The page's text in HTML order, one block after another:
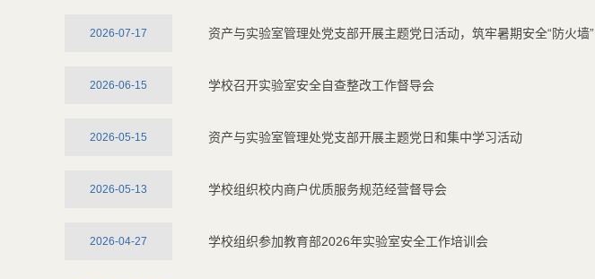
2026-07-17 资产与实验室管理处党支部开展主题党日活动，筑牢暑期安全“防火墙”
2026-06-15 学校召开实验室安全自查整改工作督导会
2026-05-15 资产与实验室管理处党支部开展主题党日和集中学习活动
2026-05-13 学校组织校内商户优质服务规范经营督导会
2026-04-27 学校组织参加教育部2026年实验室安全工作培训会